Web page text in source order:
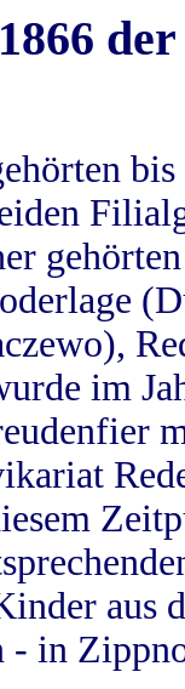
im
aus
- in